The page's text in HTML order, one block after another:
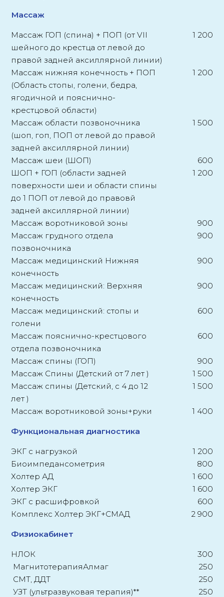
Массаж
Массаж ГОП (спина) + ПОП (от VII
шейного до крестца от левой до
правой задней аксиллярной линии)
1 200
Массаж нижняя конечность + ПОП
(Область стопы, голени, бедра,
ягодичной и пояснично-
крестцовой области)
1 200
Массаж области позвоночника
(шоп, гоп, ПОП от левой до правой
задней аксиллярной линии)
1 500
Массаж шеи (ШОП)
600
ШОП + ГОП (области задней
поверхности шеи и области спины
до 1 ПОП от левой до правовй
задней аксиллярной линии)
1 200
Массаж воротниковой зоны
900
Массаж грудного отдела
позвоночника
900
Массаж медицинский Нижняя
конечность
900
Массаж медицинский: Верхняя
конечность
900
Массаж медицинский: стопы и
голени
600
Массаж пояснично-крестцового
отдела позвоночника
600
Массаж спины (ГОП)
900
Массаж Спины (Детский от 7 лет )
1 500
Массаж спины (Детский, с 4 до 12
лет )
1 500
Массаж воротниковой зоны+руки 1 400
Функциональная диагностика
ЭКГ с нагрузкой
1 200
Биоимпедансометрия
800
Холтер АД
1 600
Холтер ЭКГ
1 600
ЭКГ с расшифровкой
600
Комплекс Холтер ЭКГ+СМАД
2 900
Физиокабинет
НЛОК
300
МагнитотерапияАлмаг
250
СМТ, ДДТ
250
УЗТ (ультразвуковая терапия)**
250